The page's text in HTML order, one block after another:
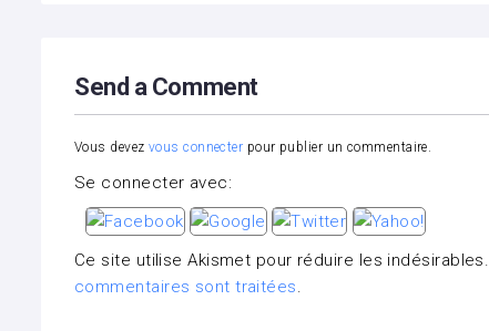
Send a Comment
Vous devez vous connecter pour publier un commentaire.
Se connecter avec:
Ce site utilise Akismet pour réduire les indésirables.
commentaires sont traitées.